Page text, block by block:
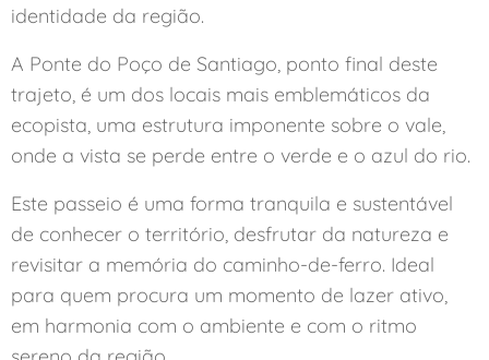
identidade da região.
A Ponte do Poço de Santiago, ponto final deste
trajeto, é um dos locais mais emblemáticos da
ecopista, uma estrutura imponente sobre o vale,
onde a vista se perde entre o verde e o azul do rio.
Este passeio é uma forma tranquila e sustentável
de conhecer o território, desfrutar da natureza e
revisitar a memória do caminho-de-ferro. Ideal
para quem procura um momento de lazer ativo,
em harmonia com o ambiente e com o ritmo